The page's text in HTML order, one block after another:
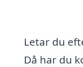
Letar du
Då har du